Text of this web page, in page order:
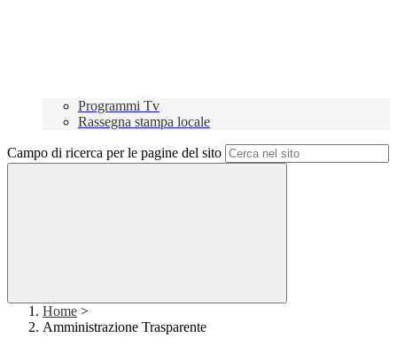
Programmi Tv
Rassegna stampa locale
Campo di ricerca per le pagine del sito
Home >
Amministrazione Trasparente